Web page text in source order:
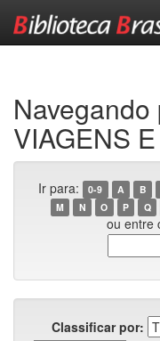
VIAGENS
Ir para: 0-9 A B
M
N O P Q
ou entre
Classificar por: